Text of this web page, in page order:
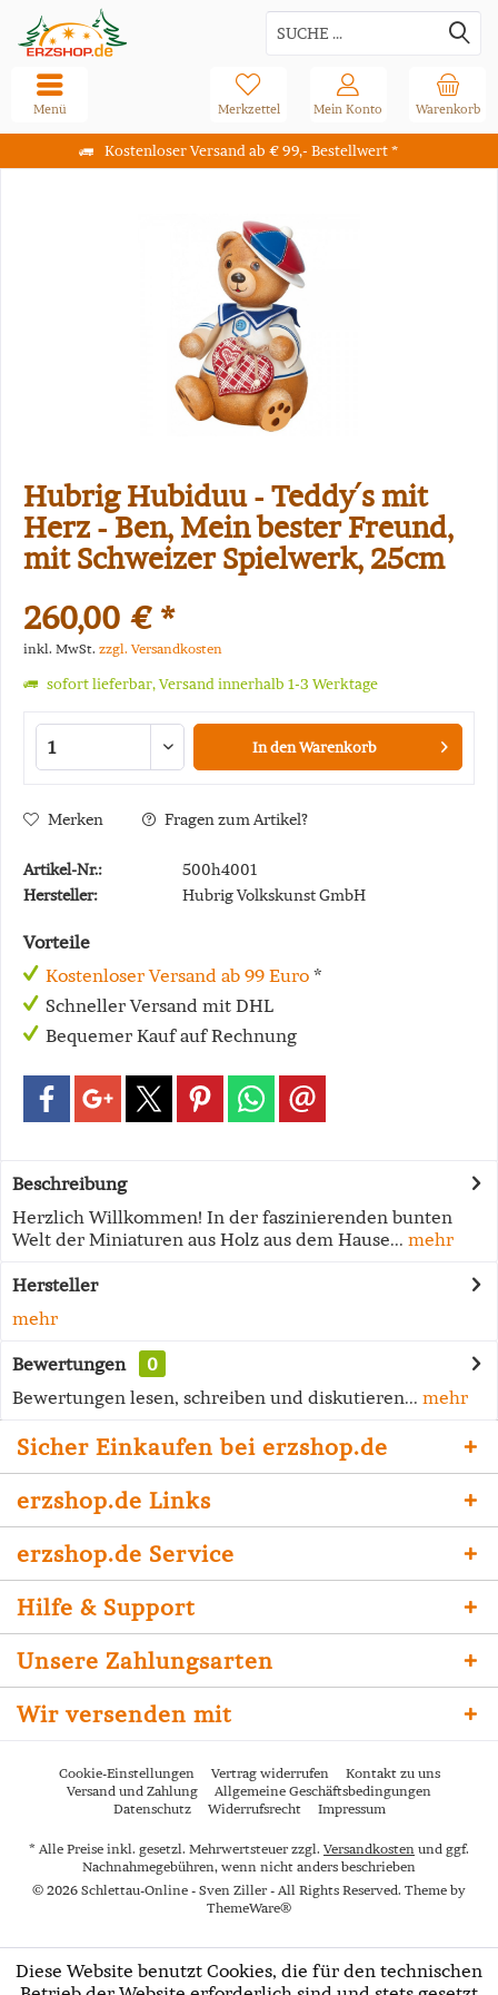
Kostenloser Versand ab € 99,- Bestellwert *
Warenkorb
Merkzettel Mein Konto
Menü
Hubrig Hubiduu - Teddy´s mit
Herz - Ben, Mein bester Freund,
mit Schweizer Spielwerk, 25cm
260,00 € *
inkl. MwSt. zzgl. Versandkosten
sofort lieferbar, Versand innerhalb 1-3 Werktage
In denWarenkorb
Merken Fragen zum Artikel?
Artikel-Nr.:
500h4001
Hersteller:
Hubrig Volkskunst GmbH
Vorteile
Kostenloser Versand ab 99 Euro *
Schneller Versand mit DHL
Bequemer Kauf auf Rechnung
Beschreibung
Herzlich Willkommen! In der faszinierenden bunten
Welt der Miniaturen aus Holz aus dem Hause... mehr
Hersteller
mehr
Bewertungen
0
Bewertungen lesen, schreiben und diskutieren... mehr
Sicher Einkaufen bei erzshop.de
erzshop.de Links
erzshop.de Service
Hilfe & Support
Unsere Zahlungsarten
Wir versenden mit
Cookie-Einstellungen Vertrag widerrufen
Kontakt zu uns
Versand und Zahlung
Allgemeine Geschäftsbedingungen
Datenschutz
Widerrufsrecht Impressum
* Alle Preise inkl. gesetzl. Mehrwertsteuer zzgl. Versandkosten und ggf.
Nachnahmegebühren, wenn nicht anders beschrieben
© 2026 Schlettau-Online - Sven Ziller - All Rights Reserved. Theme by
ThemeWare®
Diese Website benutzt Cookies, die für den technischen